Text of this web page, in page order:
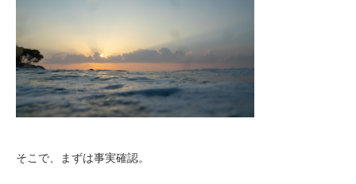
そこで、まずは事実確認。